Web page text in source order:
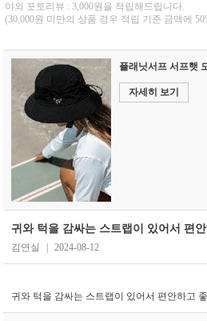
야외 포토리뷰 : 3,000원을 적립해드립니다.
(30,000원 미만의 상품 경우 적립 기준 금액에
플래닛서프 서프햇
자세히 보기
귀와 턱을 감싸는 스트랩이 있어서 편
김연실 2024-08-12
귀와 턱을 감싸는 스트랩이 있어서 편안하고